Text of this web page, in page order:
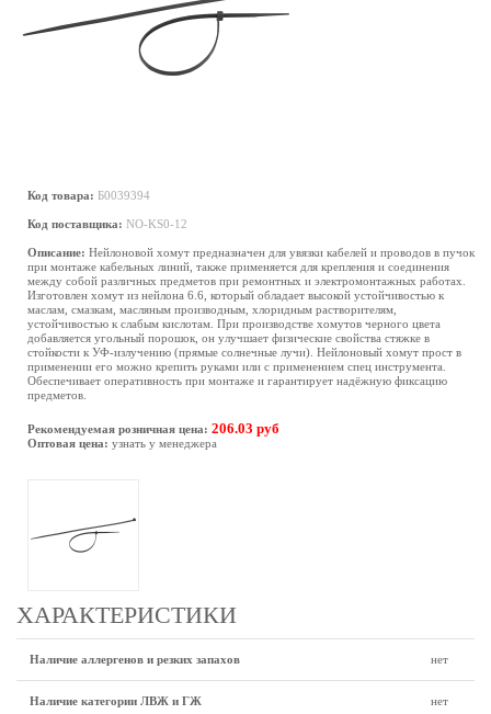
Код товара: Б0039394
Код поставщика: NO-KS0-12
Описание: Нейлоновой хомут предназначен для увязки кабелей и проводов в пучок
при монтаже кабельных линий, также применяется для крепления и соединения
между собой различных предметов при ремонтных и электромонтажных работах.
Изготовлен хомут из нейлона 6.6, который обладает высокой устойчивостью к
маслам, смазкам, масляным производным, хлоридным растворителям,
устойчивостью к слабым кислотам. При производстве хомутов черного цвета
добавляется угольный порошок, он улучшает физические свойства стяжке в
стойкости к УФ-излучению (прямые солнечные лучи). Нейлоновый хомут прост в
применении его можно крепить руками или с применением спец инструмента.
Обеспечивает оперативность при монтаже и гарантирует надёжную фиксацию
предметов.
Рекомендуемая розничная цена: 206.03 руб
Оптовая цена: узнать у менеджера
ХАРАКТЕРИСТИКИ
Наличие аллергенов и резких запахов нет
Наличие категории ЛВЖ и ГЖ нет